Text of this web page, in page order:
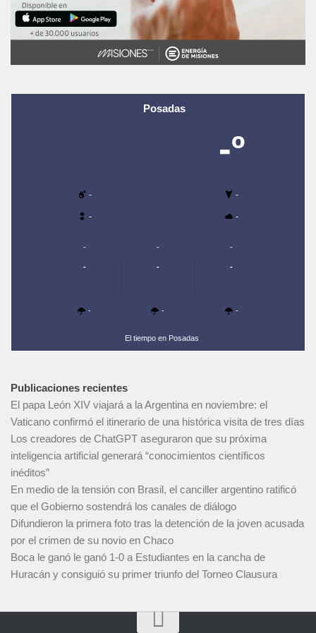
Posadas
-º
- -
- -
-
-
-
-
-
-
-
-
-
El tiempo en Posadas
Publicaciones recientes
El papa León XIV viajará a la Argentina en noviembre: el
Vaticano confirmó el itinerario de una histórica visita de tres días
Los creadores de ChatGPT aseguraron que su próxima
inteligencia artificial generará “conocimientos científicos
inéditos”
En medio de la tensión con Brasil, el canciller argentino ratificó
que el Gobierno sostendrá los canales de diálogo
Difundieron la primera foto tras la detención de la joven acusada
por el crimen de su novio en Chaco
Boca le ganó le ganó 1-0 a Estudiantes en la cancha de
Huracán y consiguió su primer triunfo del Torneo Clausura